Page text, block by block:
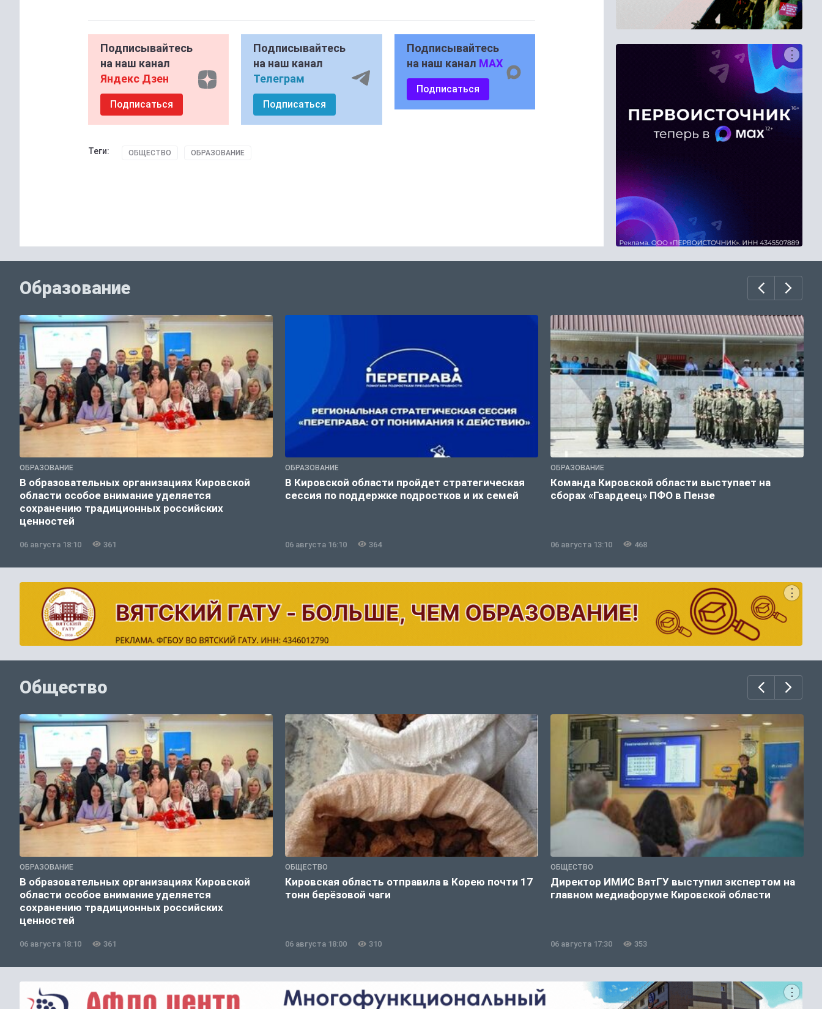
Подписывайтесь
на наш канал
Яндекс Дзен
Подписаться
Подписывайтесь
на наш канал
Телеграм
Подписаться
Подписывайтесь
на наш канал MAX
Подписаться
Теги: ОБЩЕСТВО ОБРАЗОВАНИЕ
Образование
ОБРАЗОВАНИЕ
В образовательных организациях Кировской
области особое внимание уделяется
сохранению традиционных российских
ценностей
06 августа 18:10 361
ОБРАЗОВАНИЕ
В Кировской области пройдет стратегическая
сессия по поддержке подростков и их семей
06 августа 16:10 364
ОБРАЗОВАНИЕ
Команда Кировской области выступает на
сборах «Гвардеец» ПФО в Пензе
06 августа 13:10 468
Общество
ОБРАЗОВАНИЕ
В образовательных организациях Кировской
области особое внимание уделяется
сохранению традиционных российских
ценностей
06 августа 18:10 361
ОБЩЕСТВО
Кировская область отправила в Корею почти 17
тонн берёзовой чаги
06 августа 18:00 310
ОБЩЕСТВО
Директор ИМИС ВятГУ выступил экспертом на
главном медиафоруме Кировской области
06 августа 17:30 353